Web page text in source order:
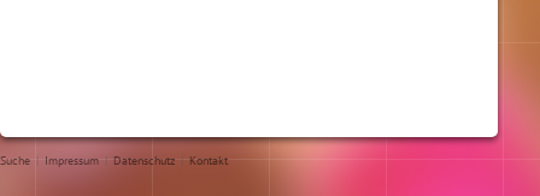
Suche | Impressum | Datenschutz | Kontakt